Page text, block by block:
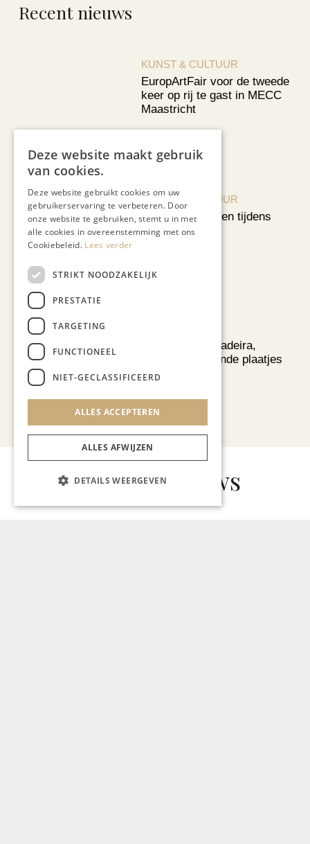
Recent nieuws
KUNST & CULTUUR
EuropArtFair voor de tweede
keer op rij te gast in MECC
Maastricht
KUNST & CULTUUR
Wereldse beelden tijdens
Cultura Nova
Een week op Madeira,
voorbij de bekende plaatjes
Bekijk alle artikelen
Gerelateerd nieuws
Deze website maakt gebruik
van cookies.
Deze website gebruikt cookies om uw
gebruikerservaring te verbeteren. Door
onze website te gebruiken, stemt u in met
alle cookies in overeenstemming met ons
Cookiebeleid. Lees verder
STRIKT NOODZAKELIJK
PRESTATIE
TARGETING
FUNCTIONEEL
NIET-GECLASSIFICEERD
ALLES ACCEPTEREN
ALLES AFWIJZEN
DETAILS WEERGEVEN